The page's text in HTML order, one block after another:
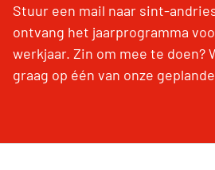
Stuur een mail naar sint-
ontvang het jaarprogramma
werkjaar. Zin om mee te doen?
graag op één van onze